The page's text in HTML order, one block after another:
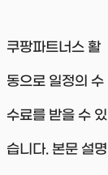
쿠팡파트너스 활
동으로 일정의 수
수료를 받을 수 있
습니다. 본문 설명